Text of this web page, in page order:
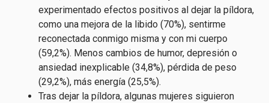
experimentado efectos positivos al dejar la píldora,
como una mejora de la libido (70%), sentirme
reconectada conmigo misma y con mi cuerpo
(59,2%). Menos cambios de humor, depresión o
ansiedad inexplicable (34,8%), pérdida de peso
(29,2%), más energía (25,5%).
Tras dejar la píldora, algunas mujeres siguieron